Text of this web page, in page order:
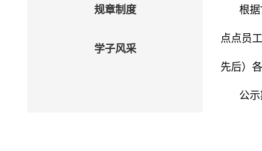
规章制度
学子风采
根
点点员
先后）
公